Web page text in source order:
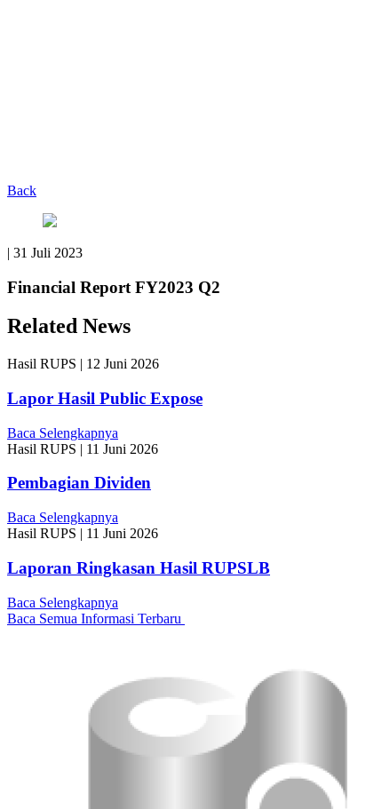
Back
| 31 Juli 2023
Financial Report FY2023 Q2
Related News
Hasil RUPS | 12 Juni 2026
Lapor Hasil Public Expose
Baca Selengkapnya
Hasil RUPS | 11 Juni 2026
Pembagian Dividen
Baca Selengkapnya
Hasil RUPS | 11 Juni 2026
Laporan Ringkasan Hasil RUPSLB
Baca Selengkapnya
Baca Semua Informasi Terbaru